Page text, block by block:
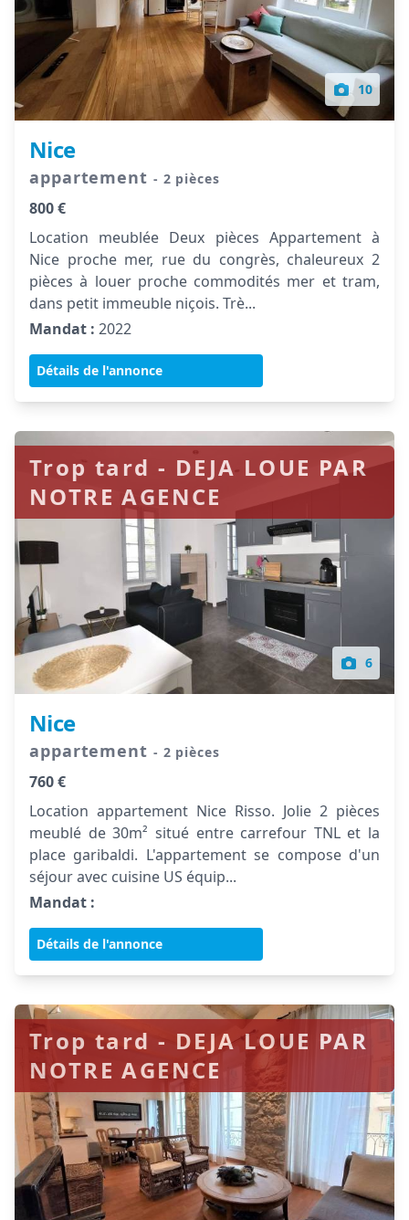
10
Nice
appartement - 2 pièces
800 €
Location meublée Deux pièces Appartement à
Nice proche mer, rue du congrès, chaleureux 2
pièces à louer proche commodités mer et tram,
dans petit immeuble niçois. Trè...
Mandat : 2022
Détails de l'annonce
6
Trop tard - DEJA LOUE PAR
NOTRE AGENCE
Nice
appartement - 2 pièces
760 €
Location appartement Nice Risso. Jolie 2 pièces
meublé de 30m² situé entre carrefour TNL et la
place garibaldi. L'appartement se compose d'un
séjour avec cuisine US équip...
Mandat :
Détails de l'annonce
Trop tard - DEJA LOUE PAR
NOTRE AGENCE